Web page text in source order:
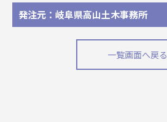
発注元：岐阜県高山土木事務所
一覧画面へ戻る